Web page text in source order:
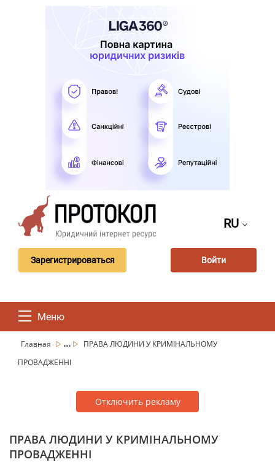
RU
Зарегистрироваться Войти
Меню
Главная ...
ПРАВА ЛЮДИНИ У КРИМІНАЛЬНОМУ
ПРОВАДЖЕННІ
Отключить рекламу
ПРАВА ЛЮДИНИ У КРИМІНАЛЬНОМУ
ПРОВАДЖЕННІ